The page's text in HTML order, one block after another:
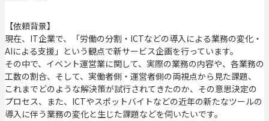
【依頼背景】
現在、IT企業で、「労働の分割・ICTなどの導入による業務の変化・
AIによる支援」という観点で新サービス企画を行っています。
その中で、イベント運営業に関して、実際の業務の内容や、各業務の
工数の割合、そして、実働者側・運営者側の両視点から見た課題、
これまでどのような解決策が試行されてきたのか、その意思決定の
プロセス、また、ICTやスポットバイトなどの近年の新たなツールの
導入に伴う業務の変化と生じた課題などを伺いたいです。